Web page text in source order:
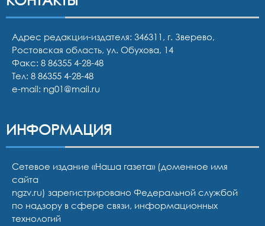
Адрес редакции-издателя: 346311, г. Зверево,
Ростовская область, ул. Обухова, 14
Факс: 8 86355 4-28-48
Тел: 8 86355 4-28-48
e-mail: ng01@mail.ru
ИНФОРМАЦИЯ
Сетевое издание «Наша газета» (доменное имя
сайта
ngzv.ru) зарегистрировано Федеральной службой
по надзору в сфере связи, информационных
технологий